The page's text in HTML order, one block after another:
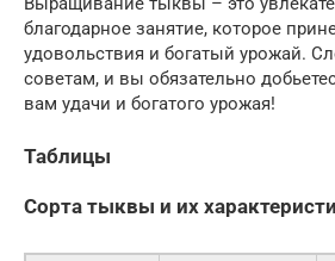
благодарное занятие, которое
удовольствия и богатый урожай.
советам, и вы обязательно
вам удачи и богатого урожая!
Таблицы
Сорта тыквы и их